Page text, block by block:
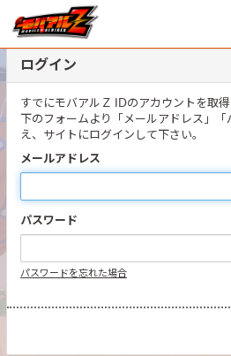
ログイン
すでにモバアルＺ IDのアカウントを取
下のフォームより「メールアドレス」
え、サイトにログインして下さい。
メールアドレス
パスワード
パスワードを忘れた場合